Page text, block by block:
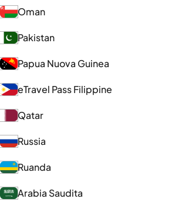
Oman
Pakistan
Papua Nuova Guinea
eTravel Pass Filippine
Qatar
Russia
Ruanda
Arabia Saudita